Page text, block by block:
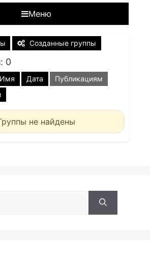
Меню
Созданные группы
0
Имя Дата
Публикациям
не найдены